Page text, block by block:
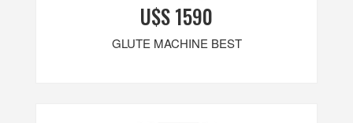
U$S 1590
GLUTE MACHINE BEST